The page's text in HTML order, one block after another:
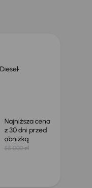
Diesel
Najniższa cena
z 30 dni przed
obniżką
55 000 zł